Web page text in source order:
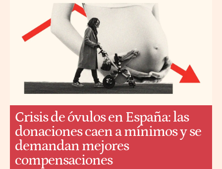
Crisis de óvulos en España: las
donaciones caen a mínimos y se
demandan mejores
compensaciones